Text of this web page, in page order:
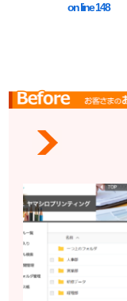
on line148